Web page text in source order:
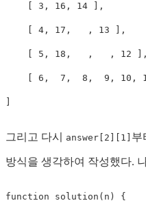
    [ 3, 16, 14 ],
    [ 4, 17,   , 13 ],
    [ 5, 18,   ,   , 12 ],
[ 6,  7,  8,  9, 10,
그리고 다시 answer[2][1] 부
방식을 생각하여 작성했다.
function solution ( n ) {